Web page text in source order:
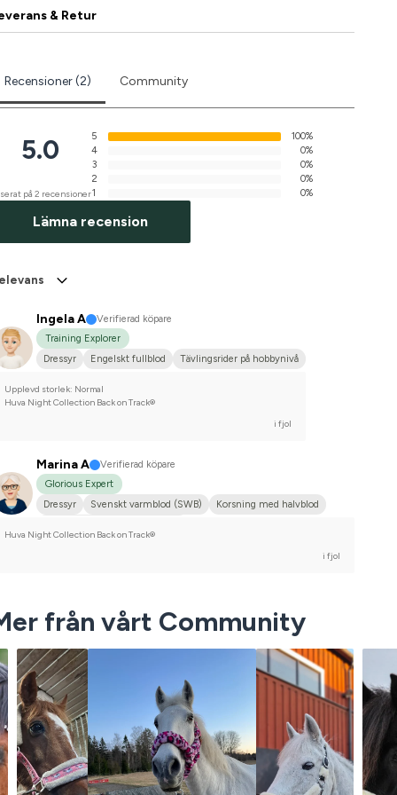
& Retur
Recensioner (2) Community
5.0
på 2 recensioner
5
100%
4
0%
3
0%
2
0%
1
0%
Lämna recension
Ingela A
Verifierad köpare
Training Explorer
Dressyr
Engelskt fullblod Tävlingsrider på hobbynivå
Upplevd storlek: Normal
Huva Night Collection Back on Track®
i fjol
Marina A
Verifierad köpare
Glorious Expert
Dressyr
Svenskt varmblod (SWB)
Korsning med halvblod
Huva Night Collection Back on Track®
i fjol
från vårt Community